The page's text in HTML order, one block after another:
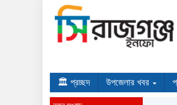
🏛 প্রচ্ছদ উপজেলার খবর